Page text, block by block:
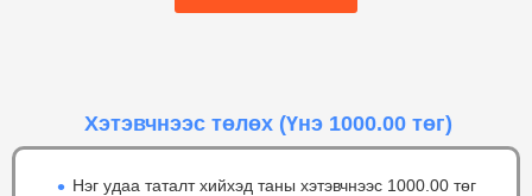
Хэтэвчнээс төлөх (Үнэ 1000.00 төг)
Нэг удаа таталт хийхэд таны хэтэвчнээс 1000.00 төг